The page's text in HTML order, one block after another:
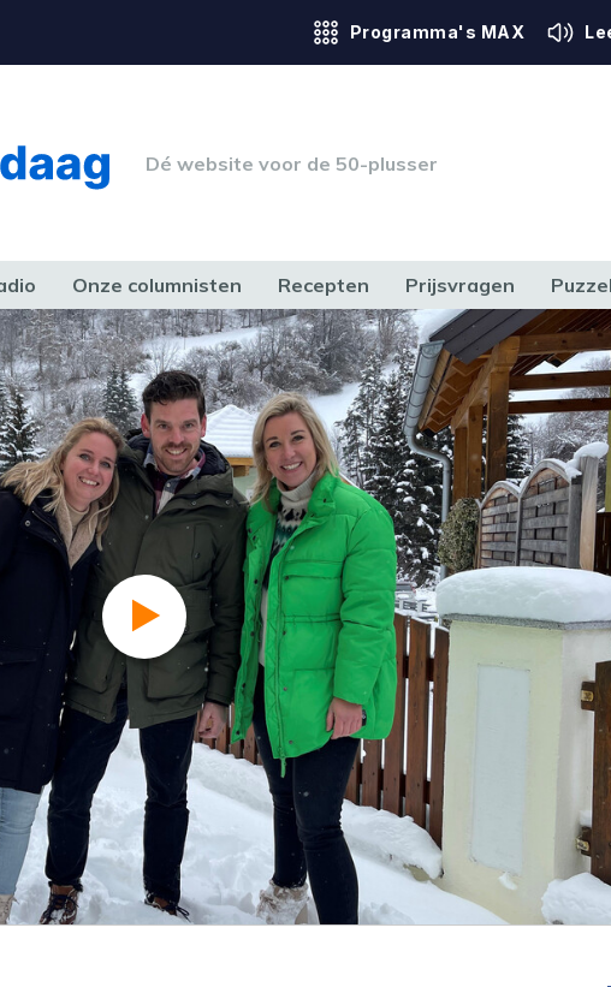
Programma's MAX
Dé website voor de 50-plusser
Onze columnisten Recepten Prijsvragen
GELD, WERK & RECHT GEZONDHEID & SPORT HUIS, TUIN & HOBBY MEDIA &